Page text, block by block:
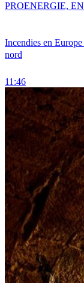
Incendies en
nord
11:46
PROENERGIE,